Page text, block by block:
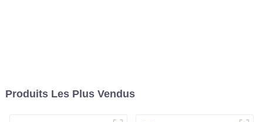
Produits Les Plus Vendus